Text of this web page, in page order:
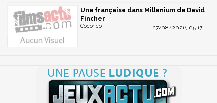
Une française dans Millenium de David
Fincher
07/08/2026, 05:17
Cocorico !